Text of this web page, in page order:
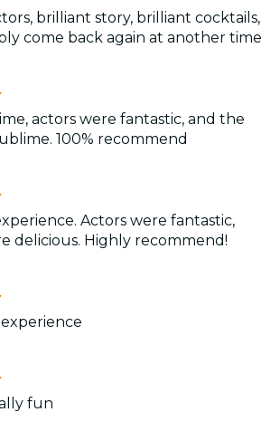
brilliant story, brilliant cocktails,
come back again at another time
actors were fantastic, and the
100% recommend
Actors were fantastic,
delicious. Highly recommend!
fun